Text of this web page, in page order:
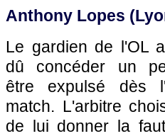
Anthony Lopes
Le gardien de l'OL
dû concéder un
être expulsé dès
match. L'arbitre
de lui donner la